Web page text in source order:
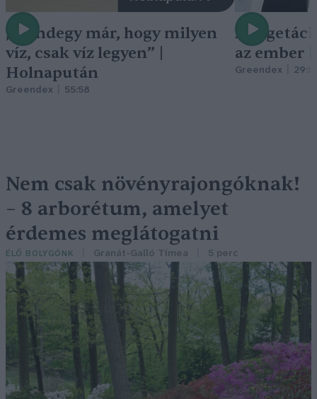
„Mindegy már, hogy milyen
víz, csak víz legyen” |
Holnapután
Greendex 55:58
A
az ember
Greendex
Nem csak növényrajongóknak!
– 8 arborétum, amelyet
érdemes meglátogatni
ÉLŐ BOLYGÓNK Granát-Galló Tímea 5 perc